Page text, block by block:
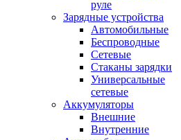
руле
Зарядные устройства
Автомобильные
Беспроводные
Сетевые
Стаканы зарядки
Универсальные
сетевые
Аккумуляторы
Внешние
Внутренние